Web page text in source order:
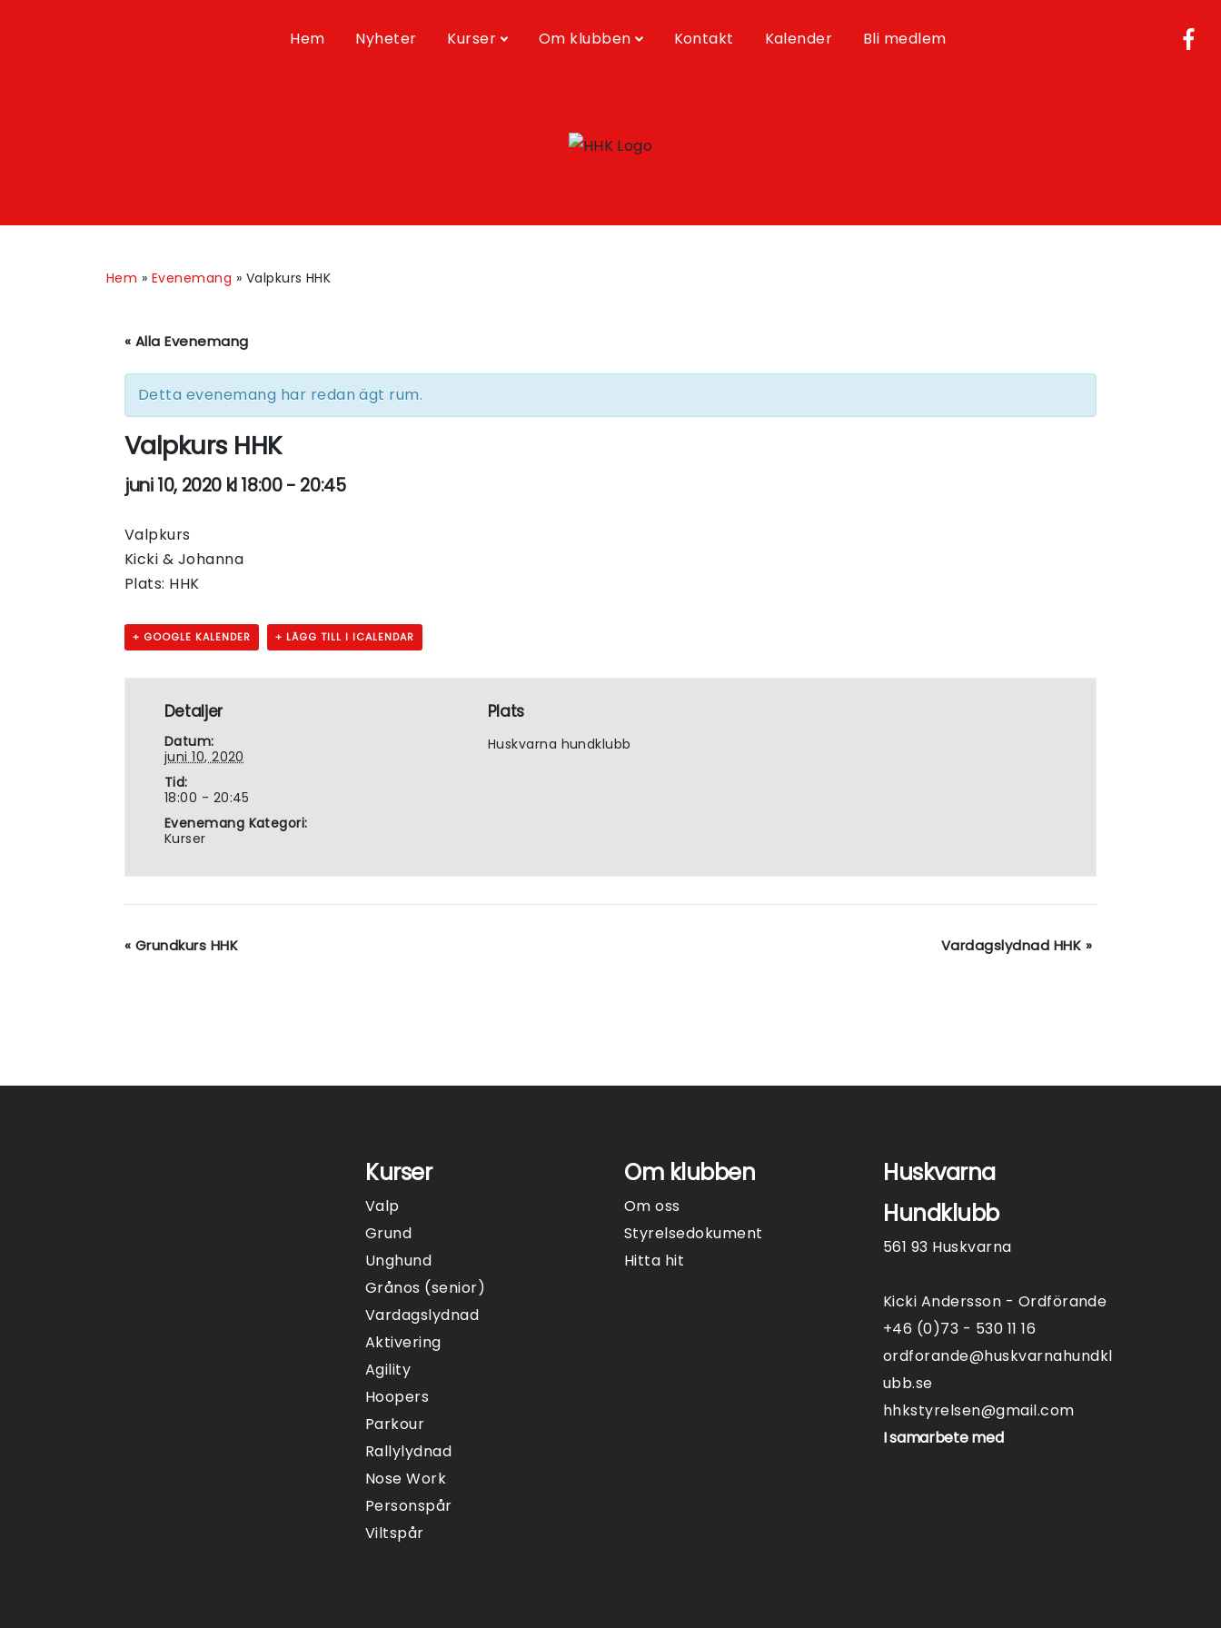
Hem Nyheter Kurser Om klubben Kontakt Kalender Bli medlem
Hem » Evenemang » Valpkurs HHK
« Alla Evenemang
Detta evenemang har redan ägt rum.
Valpkurs HHK
juni 10, 2020 kl 18:00- 20:45
Valpkurs
Kicki & Johanna
Plats: HHK
+ GOOGLE KALENDER + LÄGG TILL I ICALENDAR
Detaljer
Datum:
juni 10, 2020
Tid:
18:00 - 20:45
Evenemang Kategori:
Kurser
Plats
Huskvarna hundklubb
« Grundkurs HHK Vardagslydnad HHK »
Kurser
Valp
Grund
Unghund
Grånos (senior)
Vardagslydnad
Aktivering
Agility
Hoopers
Parkour
Rallylydnad
Nose Work
Personspår
Viltspår
Om klubben
Om oss
Styrelsedokument
Hitta hit
Huskvarna
Hundklubb
561 93 Huskvarna
Kicki Andersson - Ordförande
+46 (0)73 - 530 11 16
ordforande@huskvarnahundkl
ubb.se
hhkstyrelsen@gmail.com
I samarbete med